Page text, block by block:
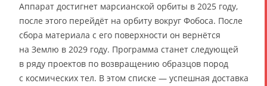
Аппарат достигнет марсианской орбиты в 2025 году,
после этого перейдёт на орбиту вокруг Фобоса. После
сбора материала с его поверхности он вернётся
на Землю в 2029 году. Программа станет следующей
в ряду проектов по возвращению образцов пород
с космических тел. В этом списке — успешная доставка